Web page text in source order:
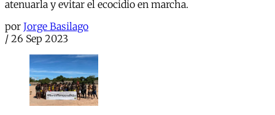
atenuarla y evitar el ecocidio en marcha.
por Jorge Basilago
/ 26 Sep 2023